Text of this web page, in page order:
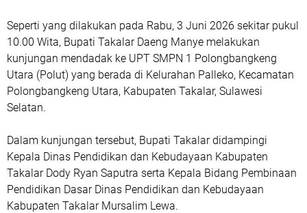
Seperti yang dilakukan pada Rabu, 3 Juni 2026 sekitar pukul
10.00 Wita, Bupati Takalar Daeng Manye melakukan
kunjungan mendadak ke UPT SMPN 1 Polongbangkeng
Utara (Polut) yang berada di Kelurahan Palleko, Kecamatan
Polongbangkeng Utara, Kabupaten Takalar, Sulawesi
Selatan.
Dalam kunjungan tersebut, Bupati Takalar didampingi
Kepala Dinas Pendidikan dan Kebudayaan Kabupaten
Takalar Dody Ryan Saputra serta Kepala Bidang Pembinaan
Pendidikan Dasar Dinas Pendidikan dan Kebudayaan
Kabupaten Takalar Mursalim Lewa.